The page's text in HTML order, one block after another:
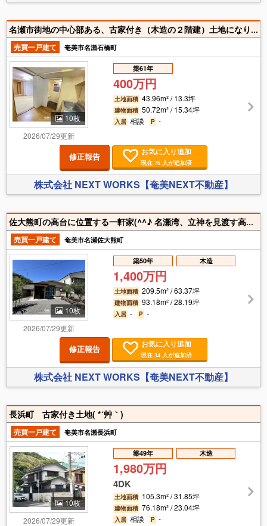
名瀬市街地の中心部ある、古家付き（木造の２階建）土地になります(^^♪ 古見本通りから２軒目♪ 奄美小学校校区♪ 市役所、各種銀行、商店街、徒歩圏内。
売買一戸建て
奄美市名瀬石橋町
10枚
2026/07/29更新
築61年
400万円
土地面積 43.96m² / 13.3坪
建物面積 50.72m² / 15.34坪
入居 相談P -
修正報告 お気に入り追加
現在 76 人が追加済
株式会社 NEXT WORKS【奄美NEXT不動産】
佐大熊町の高台に位置する一軒家(^^♪ 名瀬湾、立神を見渡す高台(^^♪
売買一戸建て
奄美市名瀬佐大熊町
10枚
2026/07/29更新
築50年 木造
1,400万円
土地面積 209.5m² / 63.37坪
建物面積 93.18m² / 28.19坪
入居 -P -
修正報告 お気に入り追加
現在 34 人が追加済
株式会社 NEXT WORKS【奄美NEXT不動産】
長浜町 古家付き土地( *´艸｀)
売買一戸建て 奄美市名瀬長浜町
10枚
2026/07/29更新
築49年 木造
1,980万円
4DK
土地面積 105.3m² / 31.85坪
建物面積 76.18m² / 23.04坪
入居 相談P -